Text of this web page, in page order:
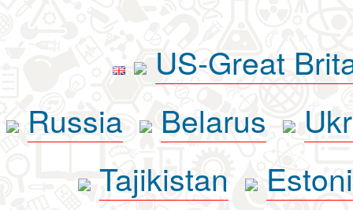
US-Great
Russia
Belarus
Tajikistan